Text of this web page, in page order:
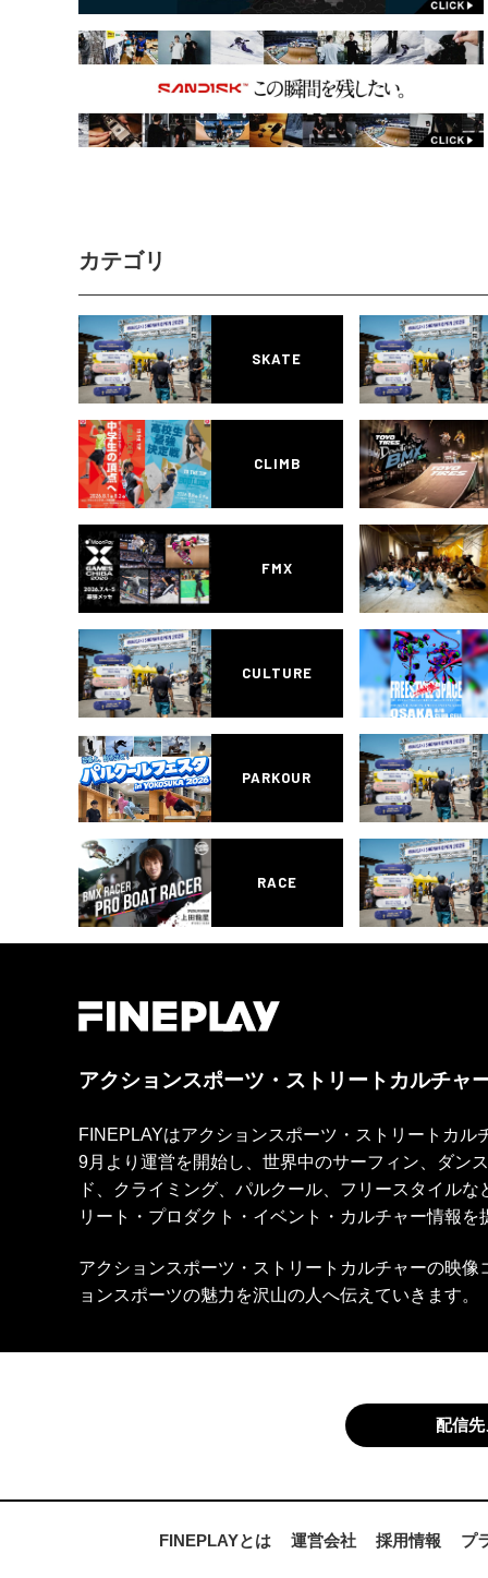
カテゴリ
SKATE
CLIMB
FMX
CULTURE
PARKOUR
RACE
アクションスポーツ・ストリートカルチャ
FINEPLAYはアクションスポーツ・ストリートカ
9月より運営を開始し、世界中のサーフィン、ダン
ド、クライミング、パルクール、フリースタイル
リート・プロダクト・イベント・カルチャー情報を
アクションスポーツ・ストリートカルチャーの映
ョンスポーツの魅力を沢山の人へ伝えていきます。
配信
FINEPLAYとは 運営会社 採用情報 プ